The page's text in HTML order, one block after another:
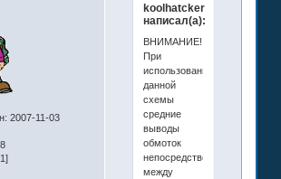
: 2007-11-03
koolhatcker
написал(а):
ВНИМАНИЕ!!!
При
использовании
данной
схемы
средние
выводы
обмоток
непосредственно
между